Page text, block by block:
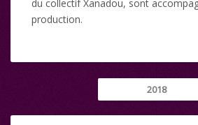
du collectif Xanadou, sont
production.
2018